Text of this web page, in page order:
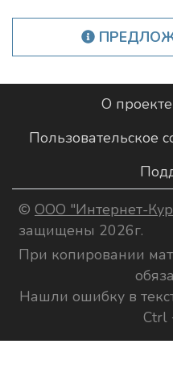
О проекте
Пользовательское
© ООО "Интернет-
защищены 2026г.
При копировании
Нашли ошибку в
Ctrl